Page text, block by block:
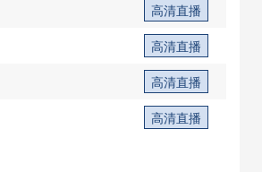
高清直播
高清直播
高清直播
高清直播